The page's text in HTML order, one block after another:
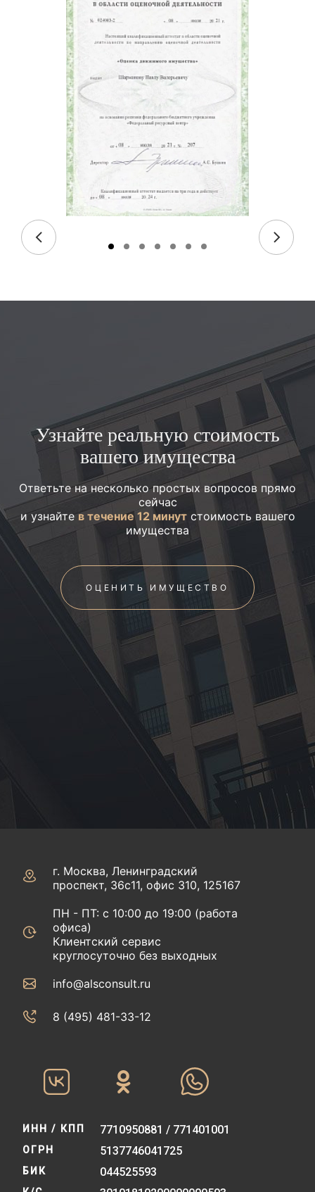
Узнайте реальную стоимость
вашего имущества
Ответьте на несколько простых вопросов прямо
сейчас
и узнайтев течение 12 минутстоимость вашего
имущества
ОЦЕНИТЬ ИМУЩЕСТВО
г. Москва, Ленинградский
проспект, 36с11, офис 310, 125167
ПН - ПТ: с 10:00 до 19:00 (работа
офиса)
Клиентский сервис
круглосуточно без выходных
info@alsconsult.ru
8 (495) 481-33-12‬‬
ИНН / КПП 7710950881 / 771401001
ОГРН 5137746041725
БИК 044525593